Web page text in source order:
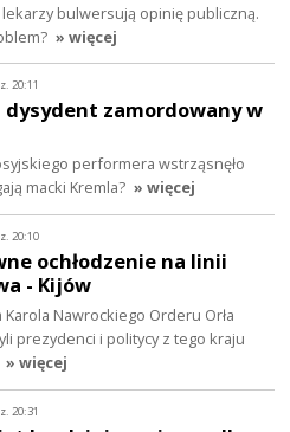
bulwersują opinię publiczną.
» więcej
20:11
dysydent zamordowany w
performera wstrząsnęło
macki Kremla? » więcej
20:10
ochłodzenie na linii
- Kijów
Nawrockiego Orderu Orła
prezydenci i politycy z tego kraju
» więcej
20:31